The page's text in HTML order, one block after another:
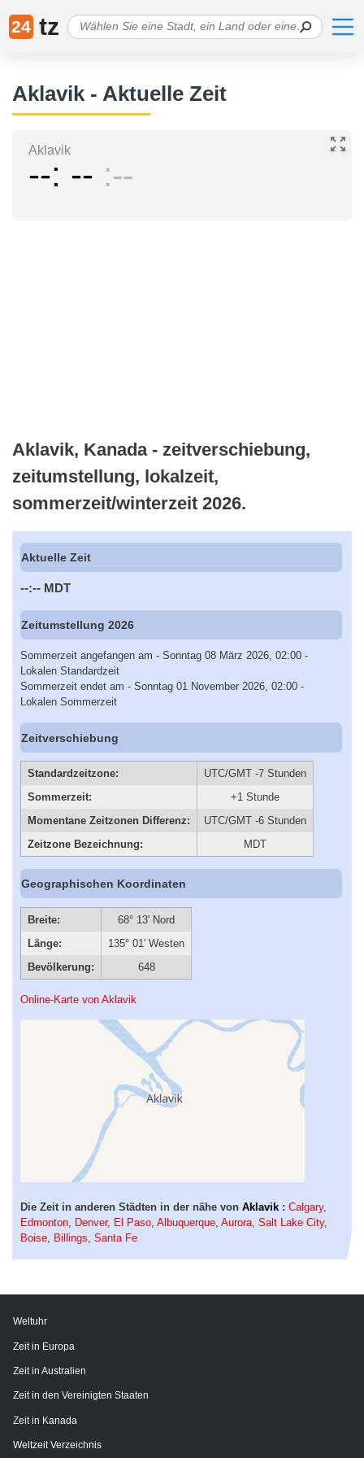
24 tz
Aklavik - Aktuelle Zeit
Aklavik
-- -- --
Aklavik, Kanada - zeitverschiebung,
zeitumstellung, lokalzeit,
sommerzeit/winterzeit 2026.
Aktuelle Zeit
--:-- MDT
Zeitumstellung 2026
Sommerzeit angefangen am - Sonntag 08 März 2026, 02:00 -
Lokalen Standardzeit
Sommerzeit endet am - Sonntag 01 November 2026, 02:00 -
Lokalen Sommerzeit
Zeitverschiebung
Standardzeitzone:
UTC/GMT -7 Stunden
Sommerzeit:
+1 Stunde
Momentane Zeitzonen Differenz:
UTC/GMT -6 Stunden
Zeitzone Bezeichnung:
MDT
Geographischen Koordinaten
Breite:
68° 13' Nord
Länge:
135° 01' Westen
Bevölkerung:
648
Online-Karte von Aklavik
Die Zeit in anderen Städten in der nähe von Aklavik : Calgary,
Edmonton Denver, El Paso Albuquerque Aurora Salt Lake City,
Boise Billings Santa Fe
Weltuhr
Zeit in Europa
Zeit in Australien
Zeit in den Vereinigten Staaten
Zeit in Kanada
Weltzeit Verzeichnis